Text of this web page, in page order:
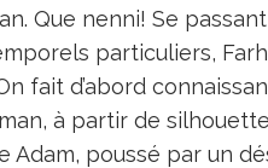
Que nenni! Se
particuliers,
fait d’abord
à partir de
Adam, poussé par un